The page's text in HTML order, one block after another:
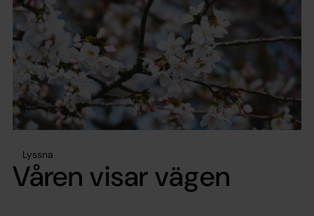
Lyssna
Våren visar vägen